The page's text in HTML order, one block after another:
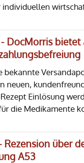
individuellen
DocMorris bietet
bekannte
neuen,
Einlösung
die Medikamente
Rezension über
A53